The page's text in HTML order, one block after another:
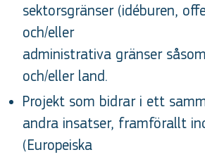
sektorsgränser (idéburen,
och/eller
administrativa gränser
och/eller land.
Projekt som bidrar i ett
andra insatser, framförallt
(Europeiska